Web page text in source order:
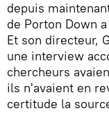
depuis
de Porton Down
Et son directeur,
une interview
chercheurs
ils n'avaient en
certitude la